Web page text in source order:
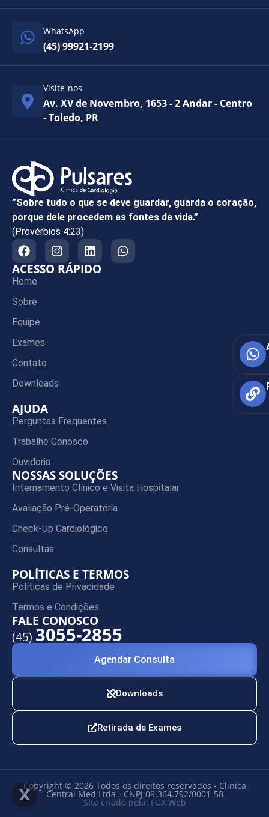
WhatsApp
(45) 99921-2199
Visite-nos
Av. XV de Novembro, 1653 - 2 Andar - Centro
- Toledo, PR
”Sobre tudo o que se deve guardar, guarda o coração,
porque dele procedem as fontes da vida.”
(Provérbios 4:23)
ACESSO RÁPIDO
Home
Sobre
Equipe
Exames
Contato
Downloads
AJUDA
Perguntas Frequentes
Trabalhe Conosco
Ouvidoria
NOSSAS SOLUÇÕES
Internamento Clínico e Visita Hospitalar
Avaliação Pré-Operatória
Check-Up Cardiológico
Consultas
POLÍTICAS E TERMOS
Políticas de Privacidade
Termos e Condições
FALE CONOSCO
(45) 3055-2855
Agendar Consulta
Downloads
Retirada de Exames
Copyright © 2026 Todos os direitos reservados - Clinica
Central Med Ltda - CNPJ 09.364.792/0001-58
Site criado pela: FGX Web